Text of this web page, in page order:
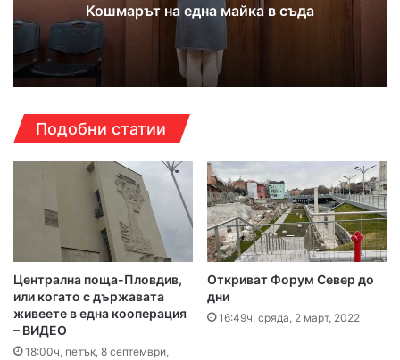
Кошмарът на една майка в съда
Подобни статии
Централна поща-Пловдив,
или когато с държавата
живеете в една кооперация
– ВИДЕО
18:00ч, петък, 8 септември,
Откриват Форум Север до
дни
16:49ч, сряда, 2 март, 2022